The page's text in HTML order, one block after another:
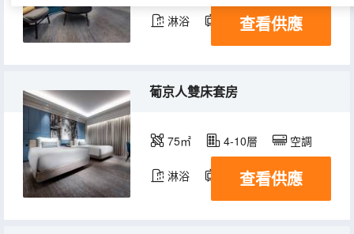
淋浴 電視機 冰箱
查看供應
葡京人雙床套房
75㎡ 4-10層 空調
淋浴 電視機 冰箱
查看供應